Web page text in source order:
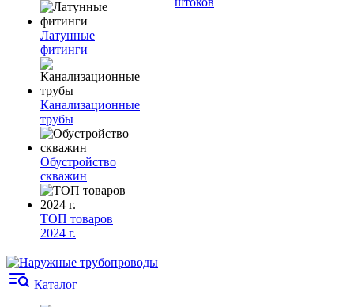
Латунные
фитинги
Канализационные
трубы
Обустройство
скважин
ТОП товаров
2024 г.
Каталог